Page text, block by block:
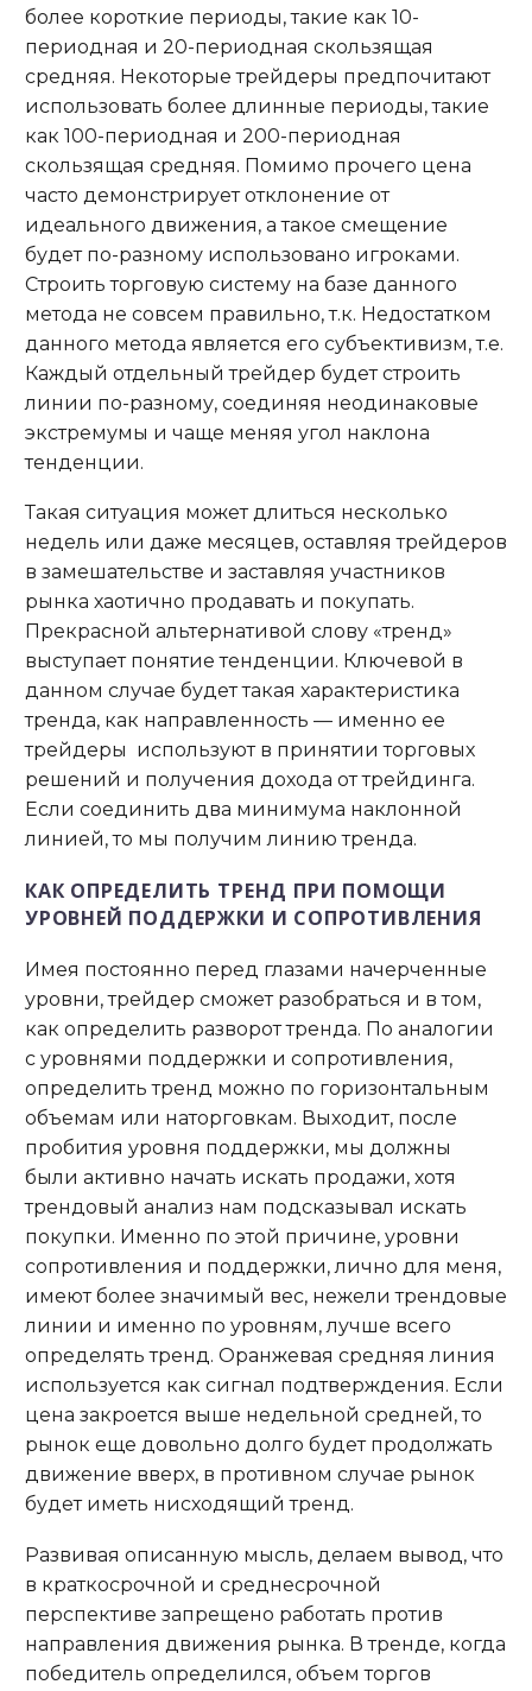
более короткие периоды, такие как 10-
периодная и 20-периодная скользящая
средняя. Некоторые трейдеры предпочитают
использовать более длинные периоды, такие
как 100-периодная и 200-периодная
скользящая средняя. Помимо прочего цена
часто демонстрирует отклонение от
идеального движения, а такое смещение
будет по-разному использовано игроками.
Строить торговую систему на базе данного
метода не совсем правильно, т.к. Недостатком
данного метода является его субъективизм, т.е.
Каждый отдельный трейдер будет строить
линии по-разному, соединяя неодинаковые
экстремумы и чаще меняя угол наклона
тенденции.
Такая ситуация может длиться несколько
недель или даже месяцев, оставляя трейдеров
в замешательстве и заставляя участников
рынка хаотично продавать и покупать.
Прекрасной альтернативой слову «тренд»
выступает понятие тенденции. Ключевой в
данном случае будет такая характеристика
тренда, как направленность — именно ее
трейдеры используют в принятии торговых
решений и получения дохода от трейдинга.
Если соединить два минимума наклонной
линией, то мы получим линию тренда.
КАК ОПРЕДЕЛИТЬ ТРЕНД ПРИ ПОМОЩИ
УРОВНЕЙ ПОДДЕРЖКИ И СОПРОТИВЛЕНИЯ
Имея постоянно перед глазами начерченные
уровни, трейдер сможет разобраться и в том,
как определить разворот тренда. По аналогии
с уровнями поддержки и сопротивления,
определить тренд можно по горизонтальным
объемам или наторговкам. Выходит, после
пробития уровня поддержки, мы должны
были активно начать искать продажи, хотя
трендовый анализ нам подсказывал искать
покупки. Именно по этой причине, уровни
сопротивления и поддержки, лично для меня,
имеют более значимый вес, нежели трендовые
линии и именно по уровням, лучше всего
определять тренд. Оранжевая средняя линия
используется как сигнал подтверждения. Если
цена закроется выше недельной средней, то
рынок еще довольно долго будет продолжать
движение вверх, в противном случае рынок
будет иметь нисходящий тренд.
Развивая описанную мысль, делаем вывод, что
в краткосрочной и среднесрочной
перспективе запрещено работать против
направления движения рынка. В тренде, когда
победитель определился, объем торгов